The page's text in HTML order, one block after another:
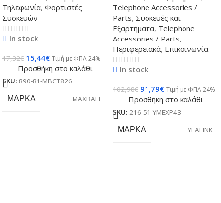
Τηλεφωνία, Φορτιστές
Συσκευών
In stock
17,32€ 15,44€ Τιμή με ΦΠΑ 24%
Προσθήκη στο καλάθι
SKU: 890-81-MBCT826
ΜΆΡΚΑ MAXBALL
Telephone Accessories /
Parts, Συσκευές και
Εξαρτήματα, Telephone
Accessories / Parts,
Περιφερειακά, Επικοινωνία
In stock
102,98€ 91,79€ Τιμή με ΦΠΑ 24%
Προσθήκη στο καλάθι
SKU: 216-51-YMEXP43
ΜΆΡΚΑ YEALINK